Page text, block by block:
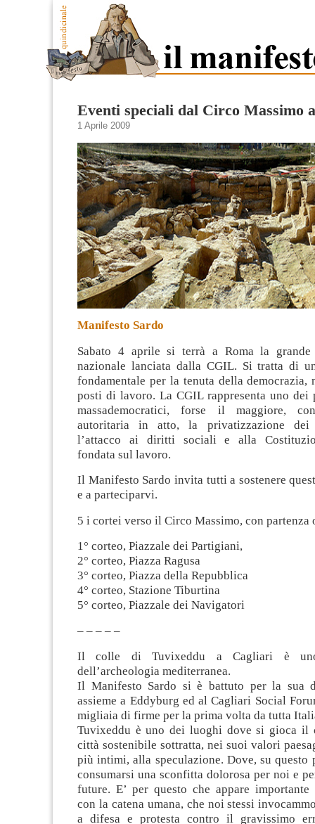
Eventi speciali dal Circo Massimo
1 Aprile 2009
Manifesto Sardo
Sabato 4 aprile si terrà a Roma la grande
nazionale lanciata dalla CGIL. Si tratta di
fondamentale per la tenuta della democrazia,
posti di lavoro. La CGIL rappresenta uno
massademocratici, forse il maggiore,
autoritaria in atto, la privatizzazione
l’attacco ai diritti sociali e alla
fondata sul lavoro.
Il Manifesto Sardo invita tutti a sostenere
e a parteciparvi.
5 i cortei verso il Circo Massimo, con partenza
1° corteo, Piazzale dei Partigiani,
2° corteo, Piazza Ragusa
3° corteo, Piazza della Repubblica
4° corteo, Stazione Tiburtina
5° corteo, Piazzale dei Navigatori
– – – – –
Il colle di Tuvixeddu a Cagliari è
dell’archeologia mediterranea.
Il Manifesto Sardo si è battuto per la sua
assieme a Eddyburg ed al Cagliari Social
migliaia di firme per la prima volta da tutta
Tuvixeddu è uno dei luoghi dove si gioca il
città sostenibile sottratta, nei suoi valori
più intimi, alla speculazione. Dove, su questo
consumarsi una sconfitta dolorosa per noi e
future. E’ per questo che appare importante
con la catena umana, che noi stessi
a difesa e protesta contro il gravissimo